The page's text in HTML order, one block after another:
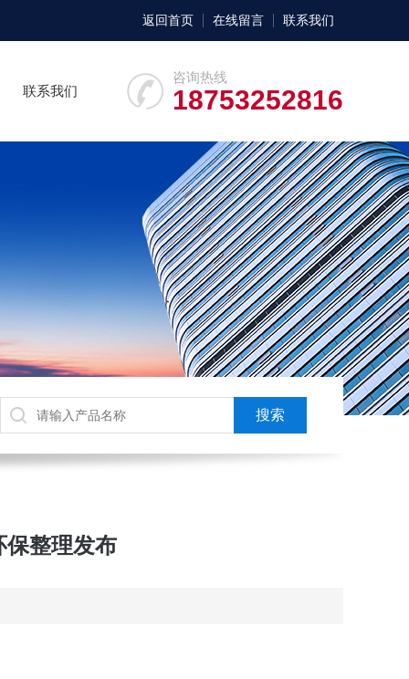
返回首页 在线留言 联系我们
咨询热线
18753252816
联系我们
整理发布